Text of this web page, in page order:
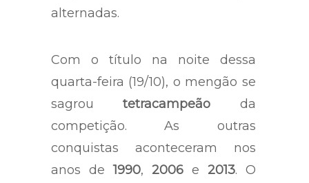
alternadas.
Com o título na noite dessa
quarta-feira (19/10), o mengão se
sagroutetracampeão da
competição. As outras
conquistas aconteceram nos
anos de1990, 2006e 2013. O